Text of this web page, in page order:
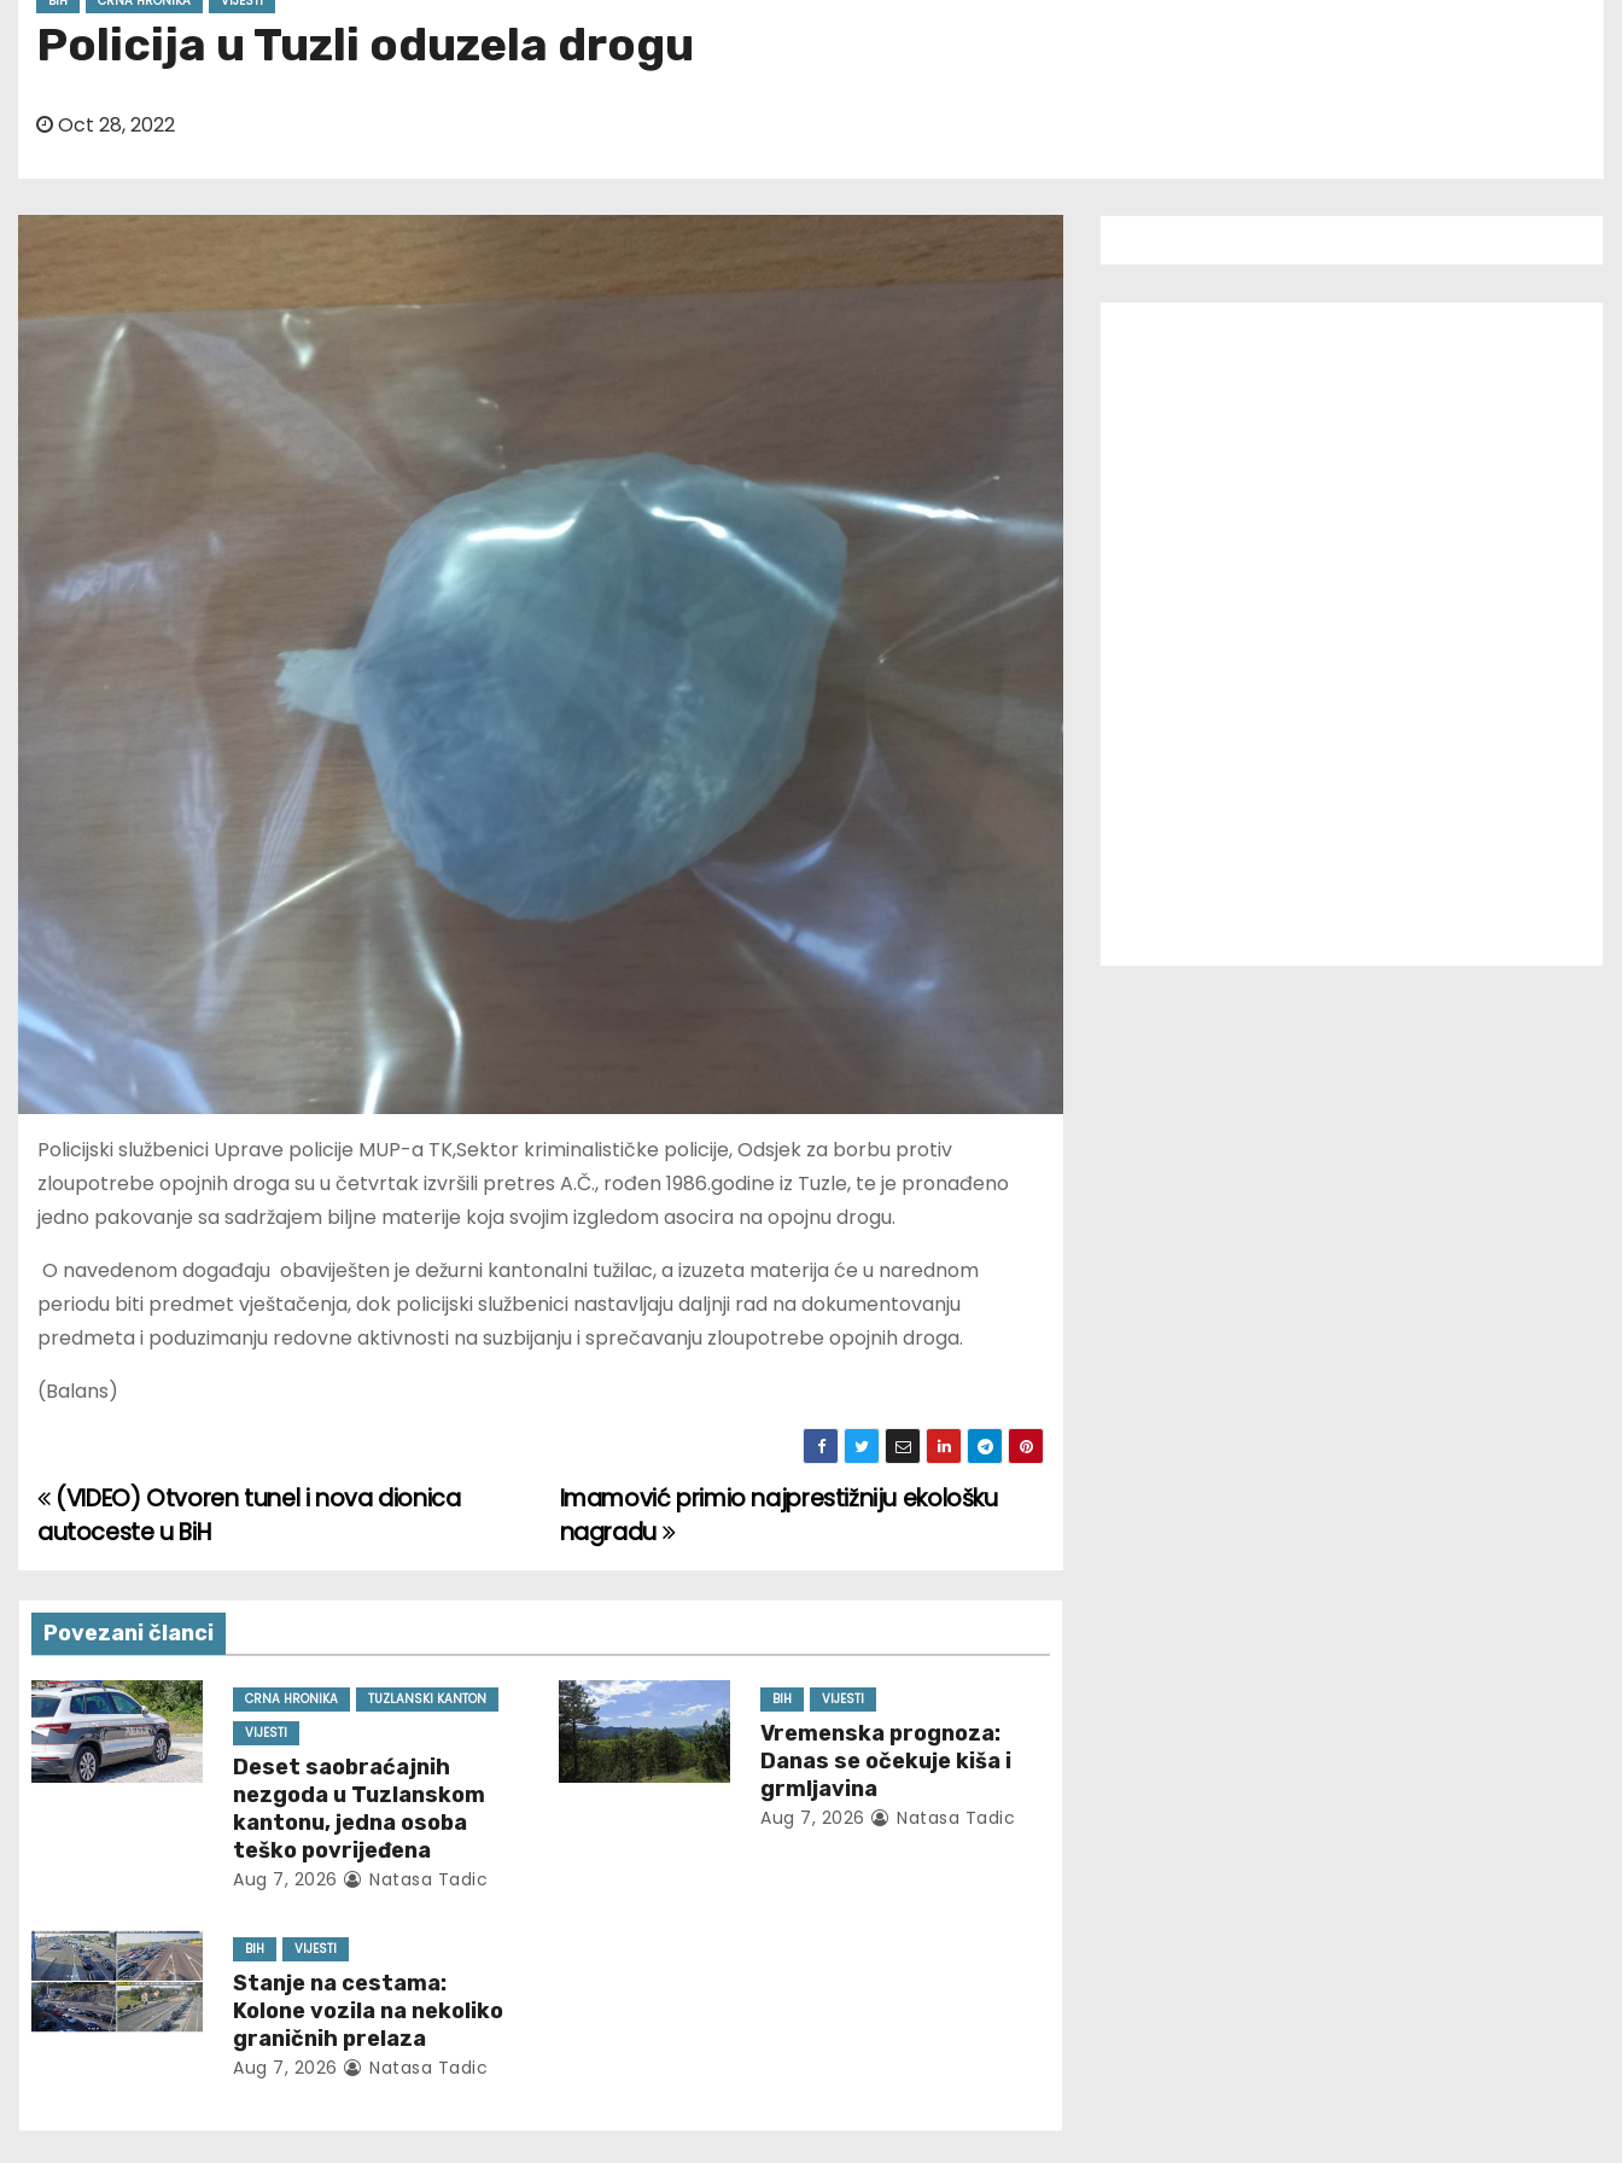
Policija u Tuzli oduzela drogu
Oct 28, 2022
Policijski službenici Uprave policije MUP-a TK,Sektor kriminalističke policije, Odsjek za borbu protiv
zloupotrebe opojnih droga su u četvrtak izvršili pretres A.Č., rođen 1986.godine iz Tuzle, te je pronađeno
jedno pakovanje sa sadržajem biljne materije koja svojim izgledom asocira na opojnu drogu.
O navedenom događaju obaviješten je dežurni kantonalni tužilac, a izuzeta materija će u narednom
periodu biti predmet vještačenja, dok policijski službenici nastavljaju daljnji rad na dokumentovanju
predmeta i poduzimanju redovne aktivnosti na suzbijanju i sprečavanju zloupotrebe opojnih droga.
(Balans)
P
s
t
n
a
a
t
Imamović primio najprestižniju ekološku
nagradu
(VIDEO) Otvoren tunel i nova dionica
autoceste u BiH
Povezani članci
CRNA HRONIKA
TUZLANSKI KANTON
VIJESTI
Deset saobraćajnih
nezgoda u Tuzlanskom
kantonu, jedna osoba
teško povrijeđena
Aug 7, 2026 Natasa Tadic
BIH VIJESTI
Vremenska prognoza:
Danas se očekuje kiša i
grmljavina
Aug 7, 2026 Natasa Tadic
BIH VIJESTI
Stanje na cestama:
Kolone vozila na nekoliko
graničnih prelaza
Aug 7, 2026 Natasa Tadic